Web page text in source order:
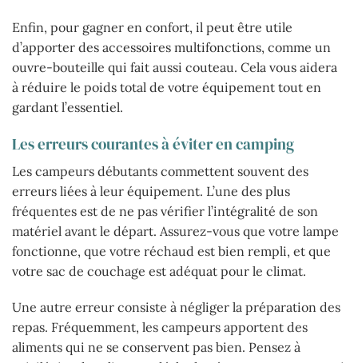
Enfin, pour gagner en confort, il peut être utile
d’apporter des accessoires multifonctions, comme un
ouvre-bouteille qui fait aussi couteau. Cela vous aidera
à réduire le poids total de votre équipement tout en
gardant l’essentiel.
Les erreurs courantes à éviter en camping
Les campeurs débutants commettent souvent des
erreurs liées à leur équipement. L’une des plus
fréquentes est de ne pas vérifier l’intégralité de son
matériel avant le départ. Assurez-vous que votre lampe
fonctionne, que votre réchaud est bien rempli, et que
votre sac de couchage est adéquat pour le climat.
Une autre erreur consiste à négliger la préparation des
repas. Fréquemment, les campeurs apportent des
aliments qui ne se conservent pas bien. Pensez à